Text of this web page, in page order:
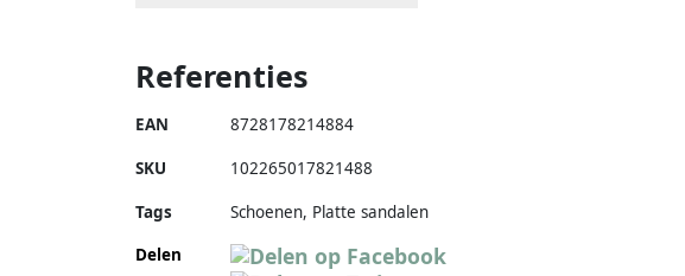
Referenties
EAN 8728178214884
SKU 102265017821488
Tags
Schoenen, Platte sandalen
Delen